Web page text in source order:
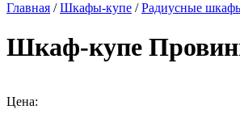
Главная /Шкафы-купе /Радиусные
Шкаф-купе
Цена: